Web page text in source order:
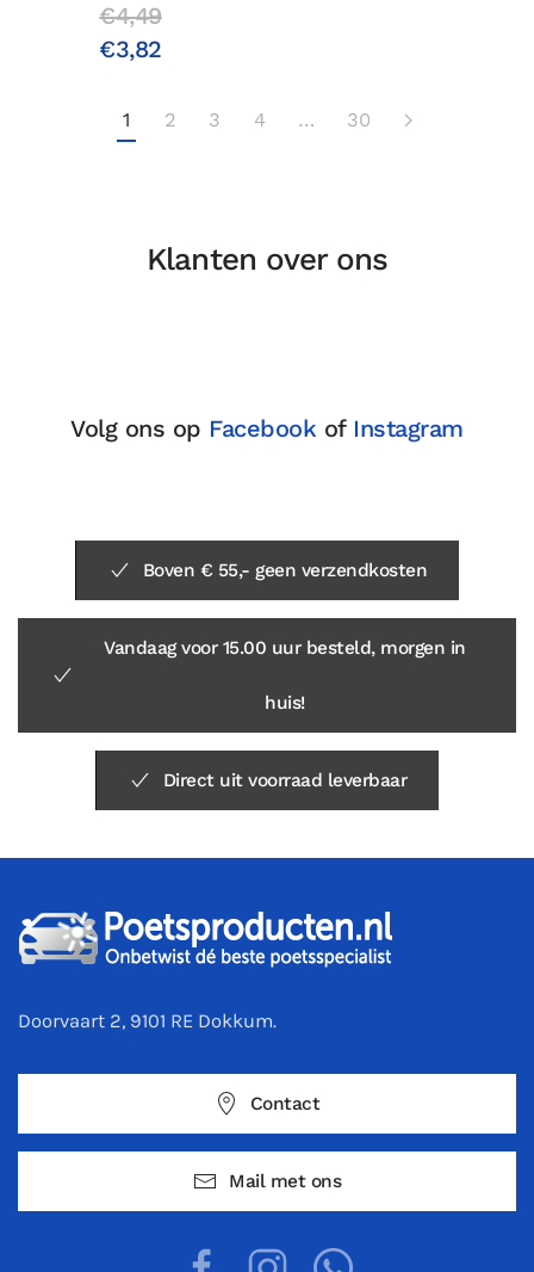
€4,49
€3,82
1 2 3 4 … 30
Klanten over ons
Volg ons op Facebook of Instagram
Boven € 55,- geen verzendkosten
Vandaag voor 15.00 uur besteld, morgen in
huis!
Direct uit voorraad leverbaar
Doorvaart 2, 9101 RE Dokkum.
Contact
Mail met ons